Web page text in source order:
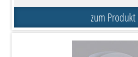
zum Produkt